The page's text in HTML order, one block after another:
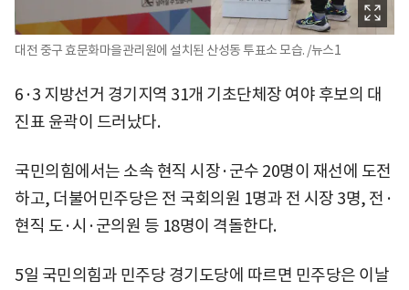
대전 중구 효문화마을관리원에 설치된 산성동 투표소 모습. /뉴스1
6·3 지방선거 경기지역 31개 기초단체장 여야 후보의 대
진표 윤곽이 드러났다.
국민의힘에서는 소속 현직 시장·군수 20명이 재선에 도전
하고, 더불어민주당은 전 국회의원 1명과 전 시장 3명, 전·
현직 도·시·군의원 등 18명이 격돌한다.
5일 국민의힘과 민주당 경기도당에 따르면 민주당은 이날